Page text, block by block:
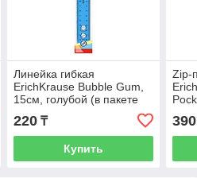
Линейка гибкая
ErichKrause Bubble Gum,
15см, голубой (в пакете
по 20 шт)
220₸
Купить
Zip-
390